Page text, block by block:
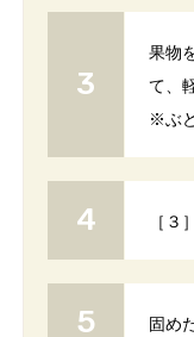
果物
て、
※ぶ
［３
固め